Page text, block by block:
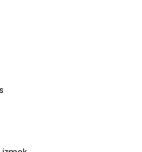
SUN STICK